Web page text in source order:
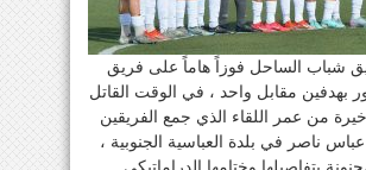
شباب الساحل فوزاً هاماً على فريق
بهدفين مقابل واحد ، في الوقت القاتل
من عمر اللقاء الذي جمع الفريقين
ناصر في بلدة العباسية الجنوبية ،